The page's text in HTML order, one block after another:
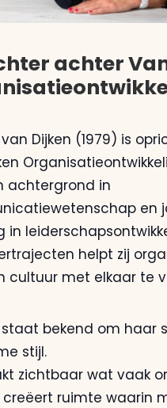
achter
Dijken (1979) is
achtergrond in
en
in
helpt zij
cultuur met elkaar te
bekend om haar
stijl.
zichtbaar wat vaak
ruimte waarin